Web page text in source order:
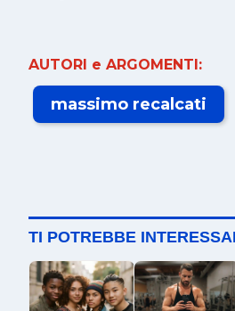
AUTORI e ARGOMENTI:
massimo recalcati
TI POTREBBE